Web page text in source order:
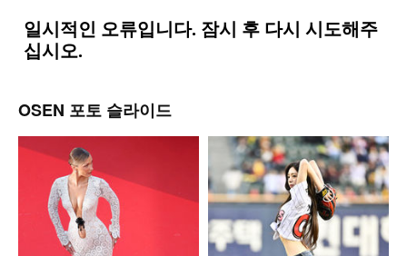
OSEN 포토 슬라이드